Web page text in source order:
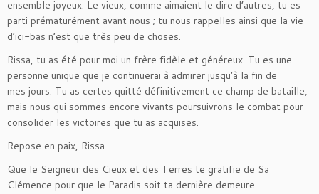
ensemble joyeux. Le vieux, comme aimaient le dire d’autres, tu es
parti prématurément avant nous ; tu nous rappelles ainsi que la vie
d’ici-bas n’est que très peu de choses.
Rissa, tu as été pour moi un frère fidèle et généreux. Tu es une
personne unique que je continuerai à admirer jusqu’à la fin de
mes jours. Tu as certes quitté définitivement ce champ de bataille,
mais nous qui sommes encore vivants poursuivrons le combat pour
consolider les victoires que tu as acquises.
Repose en paix, Rissa
Que le Seigneur des Cieux et des Terres te gratifie de Sa
Clémence pour que le Paradis soit ta dernière demeure.